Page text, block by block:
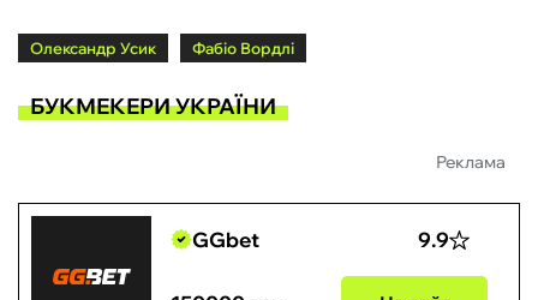
Олександр Усик Фабіо Вордлі
БУКМЕКЕРИ УКРАЇНИ
Реклама
GGbet 9.9